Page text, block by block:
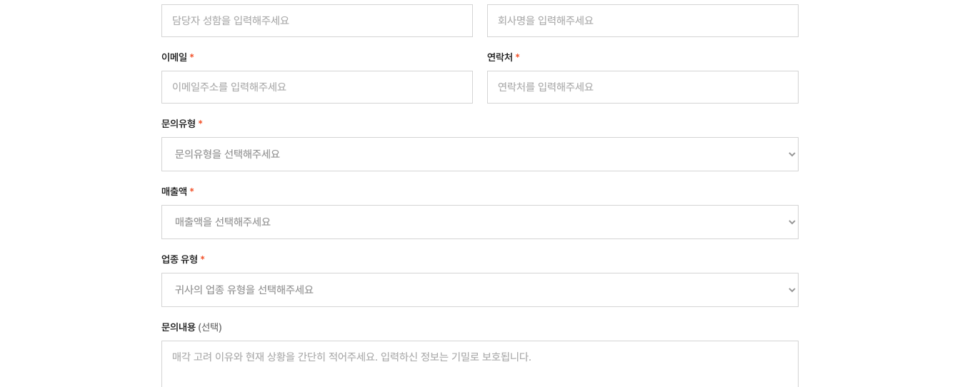
이메일 * 연락처 *
문의유형 *
매출액 *
업종 유형 *
문의내용 (선택)